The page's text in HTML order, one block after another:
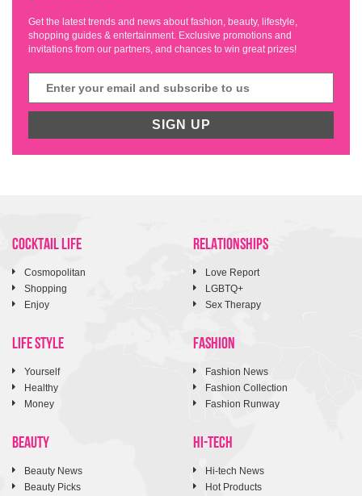
Get the latest trends and news about fashion, beauty, lifestyle,
shopping guides & entertainment. Exclusive promotions and
invitations from our partners, and chances to win great prizes!
SIGN UP
COCKTAIL LIFE
Cosmopolitan
Shopping
Enjoy
RELATIONSHIPS
Love Report
LGBTQ+
Sex Therapy
LIFE STYLE
Yourself
Healthy
Money
FASHION
Fashion News
Fashion Collection
Fashion Runway
BEAUTY
Beauty News
Beauty Picks
HI-TECH
Hi-tech News
Hot Products